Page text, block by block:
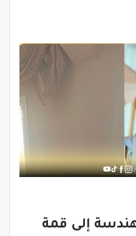
إلى قمة